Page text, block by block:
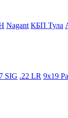
Nagant КБП Тула
SIG .22 LR 9x19